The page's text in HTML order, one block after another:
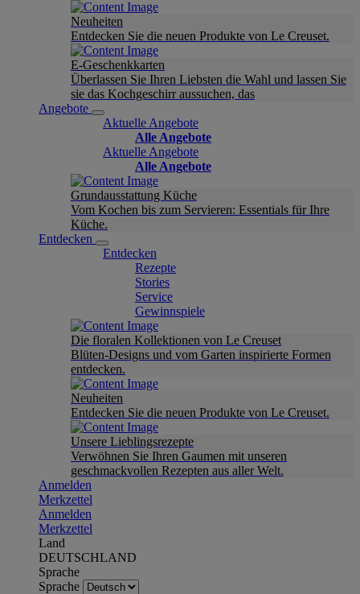
Neuheiten
Entdecken Sie die neuen Produkte von Le Creuset.
E-Geschenkkarten
Überlassen Sie Ihren Liebsten die Wahl und lassen Sie
sie das Kochgeschirr aussuchen, das
Angebote
Aktuelle Angebote
Alle Angebote
Aktuelle Angebote
Alle Angebote
Grundausstattung Küche
Vom Kochen bis zum Servieren: Essentials für Ihre
Küche.
Entdecken
Entdecken
Rezepte
Stories
Service
Gewinnspiele
Die floralen Kollektionen von Le Creuset
Blüten-Designs und vom Garten inspirierte Formen
entdecken.
Neuheiten
Entdecken Sie die neuen Produkte von Le Creuset.
Unsere Lieblingsrezepte
Verwöhnen Sie Ihren Gaumen mit unseren
geschmackvollen Rezepten aus aller Welt.
Anmelden
Merkzettel
Anmelden
Merkzettel
Land
DEUTSCHLAND
Sprache
Sprache